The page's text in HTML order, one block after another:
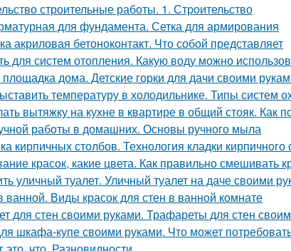
строительные работы. 1. Строительство
для фундамента. Сетка для армирования
акриловая бетоноконтакт. Что собой представляет
для систем отопления. Какую воду можно
площадка дома. Детские горки для дачи своими
температуру в холодильнике. Типы систем
вытяжку на кухне в квартире в общий стояк. Как
работы в домашних. Основы ручного мыла
кирпичных столбов. Технология кладки кирпичного
красок, какие цвета. Как правильно смешивать
уличный туалет. Уличный туалет на даче своими
ванной. Виды красок для стен в ванной комнате
для стен своими руками. Трафареты для стен
шкафа-купе своими руками. Что может